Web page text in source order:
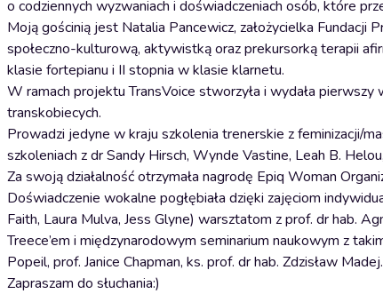
o codziennych wyzwaniach i doświadczeniach osób, które
Moją gościnią jest Natalia Pancewicz, założycielka Fundacji
społeczno-kulturową, aktywistką oraz prekursorką terapii
klasie fortepianu i II stopnia w klasie klarnetu.
W ramach projektu TransVoice stworzyła i wydała
transkobiecych.
Prowadzi jedyne w kraju szkolenia trenerskie z feminizacji/
szkoleniach z dr Sandy Hirsch, Wynde Vastine, Leah B.
Za swoją działalność otrzymała nagrodę Epiq Woman
Doświadczenie wokalne pogłębiała dzięki zajęciom
Faith, Laura Mulva, Jess Glyne) warsztatom z prof. dr hab.
Treece’em i międzynarodowym seminarium naukowym z
Popeil, prof. Janice Chapman, ks. prof. dr hab. Zdzisław Madej.
Zapraszam do słuchania:)